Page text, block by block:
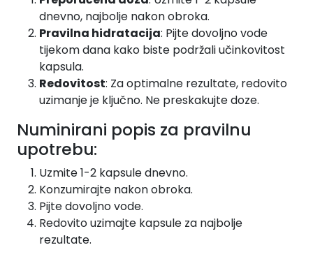
dnevno, najbolje nakon obroka.
Pravilna hidratacija: Pijte dovoljno vode
tijekom dana kako biste podržali učinkovitost
kapsula.
Redovitost: Za optimalne rezultate, redovito
uzimanje je ključno. Ne preskakujte doze.
Numinirani popis za pravilnu
upotrebu:
Uzmite 1-2 kapsule dnevno.
Konzumirajte nakon obroka.
Pijte dovoljno vode.
Redovito uzimajte kapsule za najbolje
rezultate.